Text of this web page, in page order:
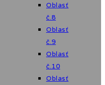
Oblasť
č.8
Oblasť
č.9
Oblasť
č.10
Oblasť